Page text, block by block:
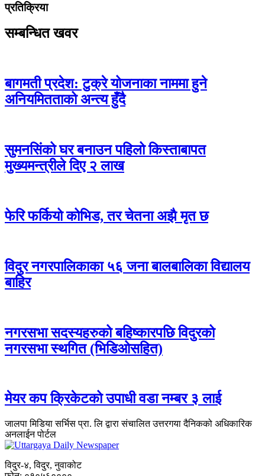
प्रतिक्रिया
सम्बन्धित खवर
बागमती प्रदेश: टुक्रे योजनाका नाममा हुने
अनियमितताको अन्त्य हुँदै
सुमनसिंको घर बनाउन पहिलो किस्ताबापत
मुख्यमन्त्रीले दिए २ लाख
फेरि फर्कियो कोभिड, तर चेतना अझै मृत छ
विदुर नगरपालिकाका ५६ जना बालबालिका विद्यालय
बाहिर
नगरसभा सदस्यहरुको बहिष्कारपछि विदुरको
नगरसभा स्थगित (भिडिओसहित)
मेयर कप क्रिकेटको उपाधी वडा नम्बर ३ लाई
जालपा मिडिया सर्भिस प्रा. लि द्वारा संचालित उत्तरगया दैनिकको अधिकारिक
अनलाईन पोर्टल
विदुर-४, विदुर, नुवाकोट